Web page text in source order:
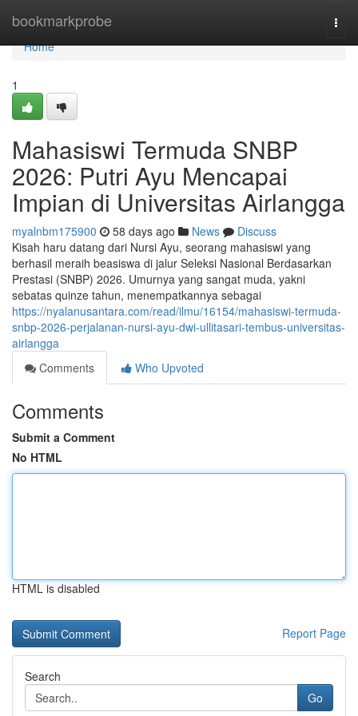
bookmarkprobe
Home
Home
1
Mahasiswi Termuda SNBP
2026: Putri Ayu Mencapai
Impian di Universitas Airlangga
myalnbm175900 58 days ago News
Discuss
Kisah haru datang dari Nursi Ayu, seorang mahasiswi yang
berhasil meraih beasiswa di jalur Seleksi Nasional Berdasarkan
Prestasi (SNBP) 2026. Umurnya yang sangat muda, yakni
sebatas quinze tahun, menempatkannya sebagai
https://nyalanusantara.com/read/ilmu/16154/mahasiswi-termuda-
snbp-2026-perjalanan-nursi-ayu-dwi-ullitasari-tembus-universitas-
airlangga
Comments
Who Upvoted
Comments
Submit a Comment
No HTML
HTML is disabled
Report Page
Search
Go